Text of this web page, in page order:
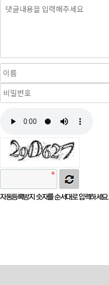
자동등록방지 숫자를 순서대로 입력하세요.